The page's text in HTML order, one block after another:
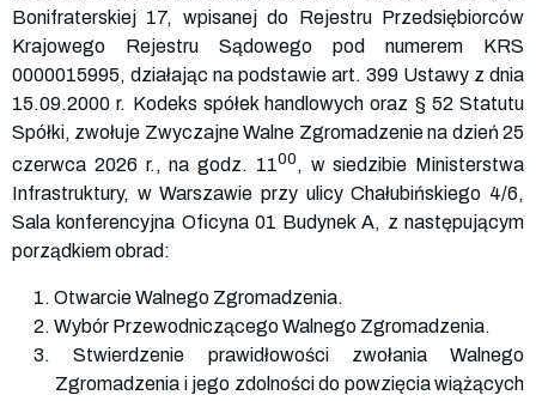
Bonifraterskiej 17, wpisanej do Rejestru Przedsiębiorców
Krajowego Rejestru Sądowego pod numerem KRS
0000015995, działając na podstawie art. 399 Ustawy z dnia
15.09.2000 r. Kodeks spółek handlowych oraz § 52 Statutu
Spółki, zwołuje Zwyczajne Walne Zgromadzenie na dzień 25
czerwca 2026 r., na godz. 1100 , w siedzibie Ministerstwa
Infrastruktury, w Warszawie przy ulicy Chałubińskiego 4/6,
Sala konferencyjna Oficyna 01 Budynek A, z następującym
porządkiem obrad:
1. Otwarcie Walnego Zgromadzenia.
2. Wybór Przewodniczącego Walnego Zgromadzenia.
3. Stwierdzenie prawidłowości zwołania Walnego
Zgromadzenia i jego zdolności do powzięcia wiążących